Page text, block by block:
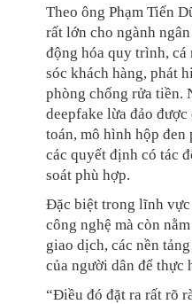
Theo ông Phạm Tiến
rất lớn cho ngành
động hóa quy trình, cá
sóc khách hàng, phát
phòng chống rửa tiền.
deepfake lừa đảo
toán, mô hình hộp đen
các quyết định có tác
soát phù hợp.
Đặc biệt trong lĩnh vực
công nghệ mà còn
giao dịch, các nền
của người dân để thực
“Điều đó đặt ra rất rõ